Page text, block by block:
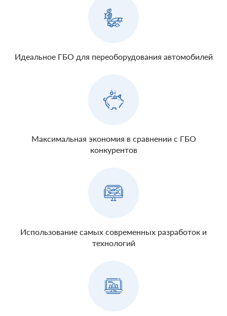
Идеальное ГБО для переоборудования автомобилей
Максимальная экономия в сравнении с ГБО
конкурентов
Использование самых современных разработок и
технологий